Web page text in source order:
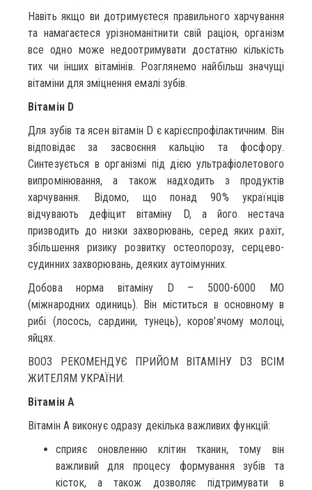
Навіть якщо ви дотримуєтеся правильного харчування
та намагаєтеся урізноманітнити свій раціон, організм
все одно може недоотримувати достатню кількість
тих чи інших вітамінів. Розглянемо найбільш значущі
вітаміни для зміцнення емалі зубів.
Вітамін D
Для зубів та ясен вітамін D є карієспрофілактичним. Він
відповідає за засвоєння кальцію та фосфору.
Синтезується в організмі під дією ультрафіолетового
випромінювання, а також надходить з продуктів
харчування. Відомо, що понад 90% українців
відчувають дефіцит вітаміну D, а його нестача
призводить до низки захворювань, серед яких рахіт,
збільшення ризику розвитку остеопорозу, серцево-
судинних захворювань, деяких аутоімунних.
Добова норма вітаміну D – 5000-6000 МО
(міжнародних одиниць). Він міститься в основному в
рибі (лосось, сардини, тунець), коров’ячому молоці,
яйцях.
ВООЗ РЕКОМЕНДУЄ ПРИЙОМ ВІТАМІНУ D3 ВСІМ
ЖИТЕЛЯМ УКРАЇНИ.
Вітамін А
Вітамін А виконує одразу декілька важливих функцій:
сприяє оновленню клітин тканин, тому він
важливий для процесу формування зубів та
кісток, а також дозволяє підтримувати в